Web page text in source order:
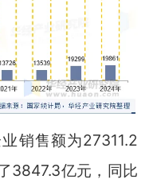
销售额为27311.2
3847.3亿元，同比